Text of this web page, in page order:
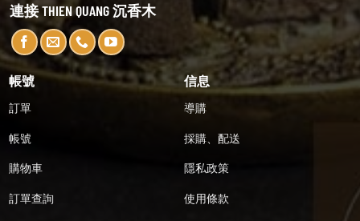
連接 THIEN QUANG 沉香木
帳號
訂單
帳號
購物車
訂單查詢
信息
導購
採購、配送
隱私政策
使用條款